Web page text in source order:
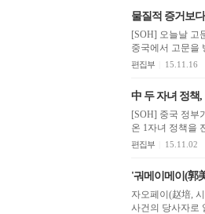
물질적 증거보
[SOH] 오늘날 고
중국에서 고문을
편집부 15.11.16
中 두 자녀 정책
[SOH] 중국 정부
편집부 15.11.02
'궈메이메이(郭
자오페이(赵培, 시사평론가) [SOH] 중국 관영 CCTV는 지난 11일,
사건의 당사자로